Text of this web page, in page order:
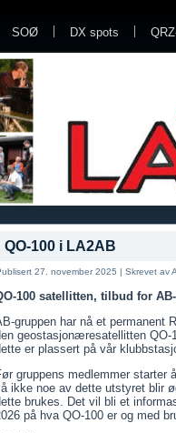
SOØ DX spots
QO-100 i LA2AB
27. november 2025 | Skrevet av
100 satellitten, tilbud for
gruppen har nå et permanent
geostasjonæresatellitten QO-
er plassert på vår
gruppens medlemmer starter
ikke noe av dette utstyret blir
brukes. Det vil bli et
på hva QO-100 er og med